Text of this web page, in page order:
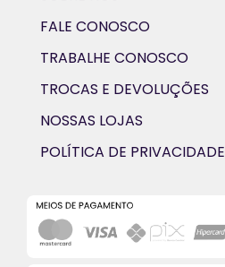
FALE CONOSCO
TRABALHE CONOSCO
TROCAS E DEVOLUÇÕES
NOSSAS LOJAS
POLÍTICA DE PRIVACIDADE